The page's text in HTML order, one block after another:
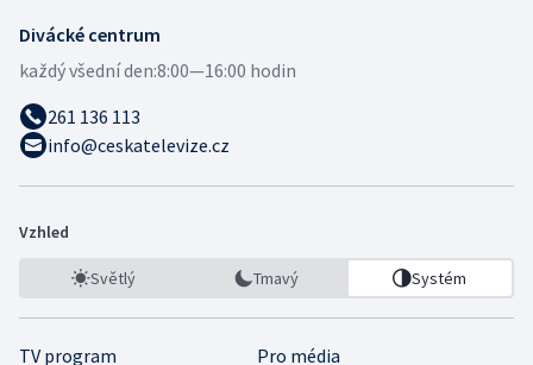
Divácké centrum
každý všední den:8:00—16:00 hodin
261 136 113
info@ceskatelevize.cz
Vzhled
Světlý Tmavý Systém
TV program Pro média